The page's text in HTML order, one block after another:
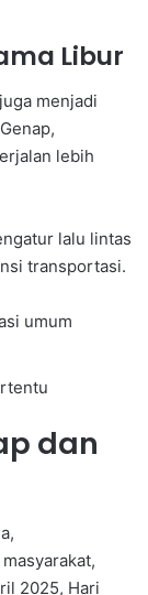
Libur
menjadi
lebih
lalu lintas
transportasi.
umum
dan
2025, Hari